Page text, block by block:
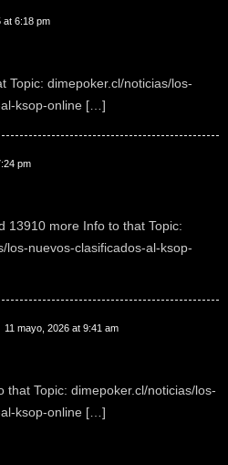
at 6:18 pm
Topic: dimepoker.cl/noticias/los-
ksop-online […]
pm
13910 more Info to that Topic:
los-nuevos-clasificados-al-ksop-
11 mayo, 2026 at 9:41 am
Topic: dimepoker.cl/noticias/los-
ksop-online […]